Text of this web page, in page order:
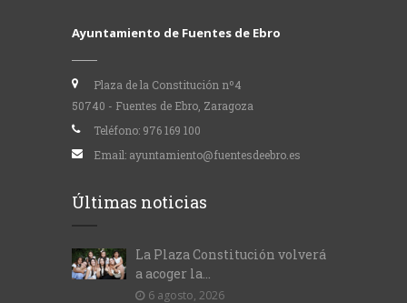
Ayuntamiento de Fuentes de Ebro
Plaza de la Constitución nº4
50740 - Fuentes de Ebro, Zaragoza
Teléfono: 976 169 100
Email: ayuntamiento@fuentesdeebro.es
Últimas noticias
La Plaza Constitución volverá
a acoger la...
6 agosto, 2026